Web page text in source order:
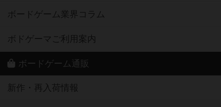
ボードゲーム業界コラム
ボドゲーマご利用案内
ボードゲーム通販
新作・再入荷情報